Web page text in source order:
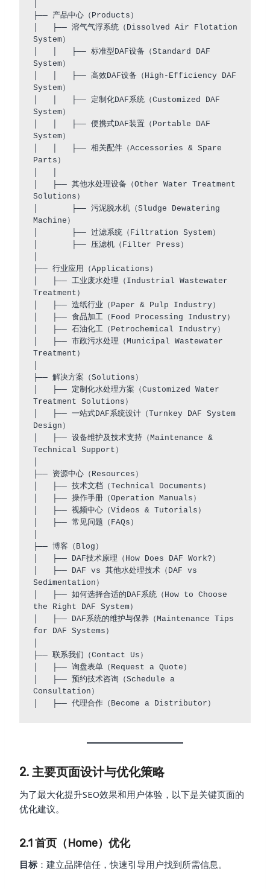
├── 产品中心（Products）
│   ├── 溶气气浮系统（Dissolved Air Flotation
System）
│   │   ├── 标准型DAF设备（Standard DAF
System）
│   │   ├── 高效DAF设备（High-Efficiency DAF
System）
│   │   ├── 定制化DAF系统（Customized DAF
System）
│   │   ├── 便携式DAF装置（Portable DAF
System）
│   │   ├── 相关配件（Accessories & Spare
Parts）
│   ├── 其他水处理设备（Other Water Treatment
Solutions）
│       ├── 污泥脱水机（Sludge Dewatering
Machine）
│       ├── 过滤系统（Filtration System）
│       ├── 压滤机（Filter Press）
├── 行业应用（Applications）
│   ├── 工业废水处理（Industrial Wastewater
Treatment）
│   ├── 造纸行业（Paper & Pulp Industry）
│   ├── 食品加工（Food Processing Industry）
│   ├── 石油化工（Petrochemical Industry）
│   ├── 市政污水处理（Municipal Wastewater
Treatment）
├── 解决方案（Solutions）
│   ├── 定制化水处理方案（Customized Water
Treatment Solutions）
│   ├── 一站式DAF系统设计（Turnkey DAF System
Design）
│   ├── 设备维护及技术支持（Maintenance &
Technical Support）
├── 资源中心（Resources）
│   ├── 技术文档（Technical Documents）
│   ├── 操作手册（Operation Manuals）
│   ├── 视频中心（Videos & Tutorials）
│   ├── 常见问题（FAQs）
├── 博客（Blog）
│   ├── DAF技术原理（How Does DAF Work?）
│   ├── DAF vs 其他水处理技术（DAF vs
Sedimentation）
│   ├── 如何选择合适的DAF系统（How to Choose
the Right DAF System）
│   ├── DAF系统的维护与保养（Maintenance Tips
for DAF Systems）
├── 联系我们（Contact Us）
│   ├── 询盘表单（Request a Quote）
│   ├── 预约技术咨询（Schedule a
Consultation）
2. 主要页面设计与优化策略
为了最大化提升SEO效果和用户体验，以下是关键页面的
优化建议。
2.1 首页（Home）优化
目标 ：建立品牌信任，快速引导用户找到所需信息。